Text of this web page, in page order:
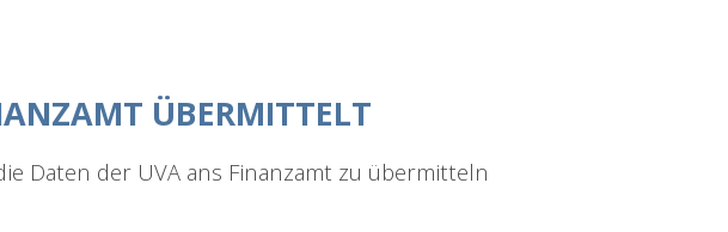
ÜBERMITTELT
Daten der UVA ans Finanzamt zu übermitteln